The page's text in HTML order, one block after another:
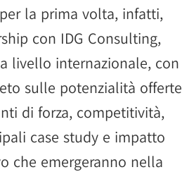
la prima volta, infatti,
con IDG Consulting,
livello internazionale, con
sulle potenzialità offerte
di forza, competitività,
case study e impatto
che emergeranno nella